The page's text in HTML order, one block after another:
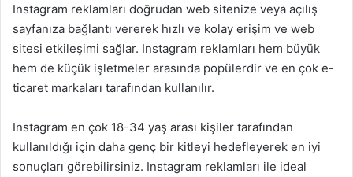
Instagram reklamları doğrudan web sitenize veya açılış
sayfanıza bağlantı vererek hızlı ve kolay erişim ve web
sitesi etkileşimi sağlar. Instagram reklamları hem büyük
hem de küçük işletmeler arasında popülerdir ve en çok e-
ticaret markaları tarafından kullanılır.
Instagram en çok 18-34 yaş arası kişiler tarafından
kullanıldığı için daha genç bir kitleyi hedefleyerek en iyi
sonuçları görebilirsiniz. Instagram reklamları ile ideal